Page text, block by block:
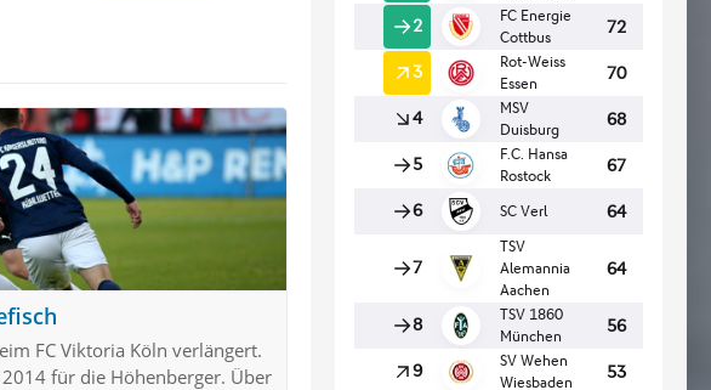
FC Viktoria Köln verlängert.
für die Höhenberger. Über